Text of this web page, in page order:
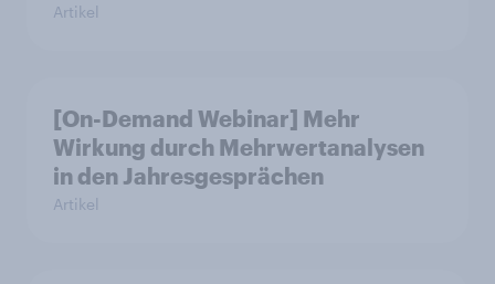
Artikel
[On-Demand Webinar] Mehr
Wirkung durch Mehrwertanalysen
in den Jahresgesprächen
Artikel